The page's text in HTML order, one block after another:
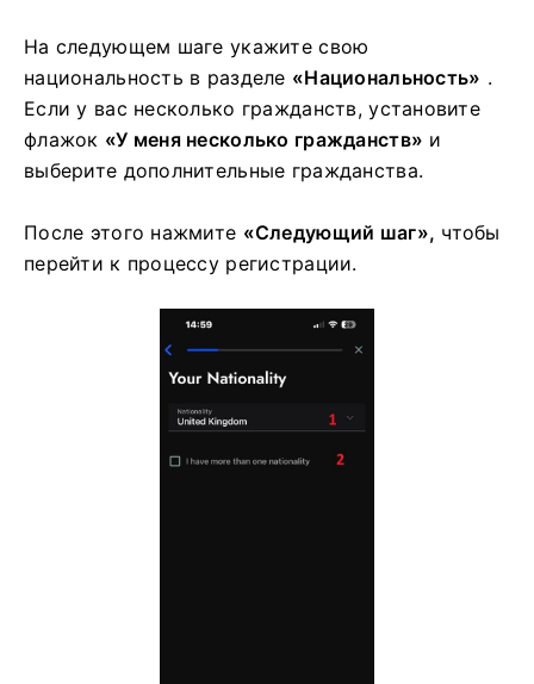
На следующем шаге укажите свою
национальность в разделе «Национальность» .
Если у вас несколько гражданств, установите
флажок «У меня несколько гражданств» и
выберите дополнительные гражданства.
После этого нажмите «Следующий шаг», чтобы
перейти к процессу регистрации.